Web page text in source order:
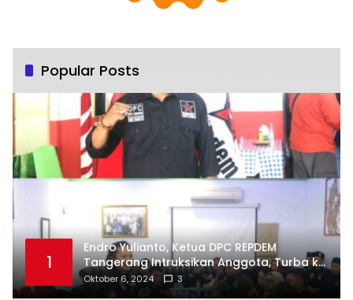
Popular Posts
1
Endro Yulianto, Ketua DPC REPDEM
Tangerang Intruksikan Anggota, Turba ke
Masyarakat Dan Jalani Apa Yang di
Putuskan RAKERCABSUS
Oktober 6, 2024 3